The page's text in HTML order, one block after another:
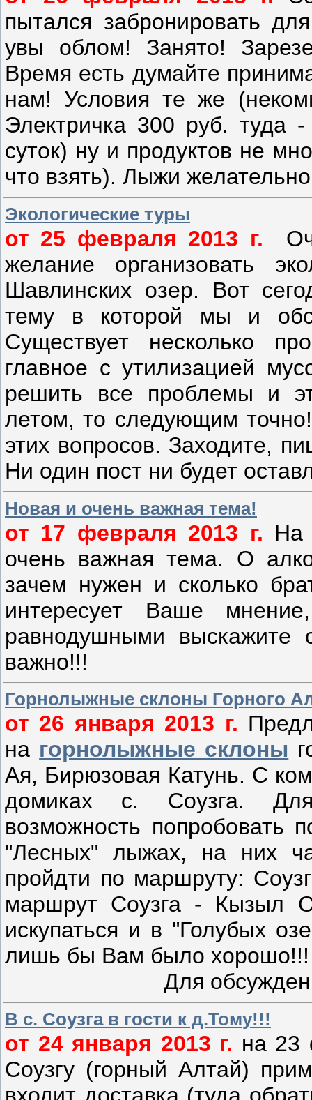
пытался забронировать
увы облом! Занято!
Время есть думайте
нам! Условия те же (
Электричка 300 руб. туда
суток) ну и продуктов не
что взять). Лыжи
Экологические туры
от 25 февраля 2013 г.
желание организовать
Шавлинских озер. Вот
тему в которой мы и
Существует несколько
главное с утилизацией
решить все проблемы и
летом, то следующим
этих вопросов. Заходите,
Ни один пост ни будет
Новая и очень важная тема!
от 17 февраля 2013 г.
очень важная тема. О
зачем нужен и сколько
интересует Ваше
равнодушными
важно!!!
Горнолыжные склоны Горного
от 26 января 2013 г.
на горнолыжные склоны
Ая, Бирюзовая Катунь. С
домиках с. Соузга.
возможность попробовать
"Лесных" лыжах, на них
пройдти по маршруту:
маршрут Соузга - Кызыл
искупаться и в "Голубых
лишь бы Вам было хорошо!!!
Для
В с. Соузга в гости к д.Тому!!!
от 24 января 2013 г. на 23
Соузгу (горный Алтай)